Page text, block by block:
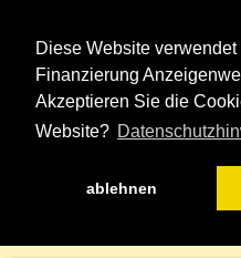
Diese Website verwendet
Finanzierung
Akzeptieren Sie die
Website?
ablehnen